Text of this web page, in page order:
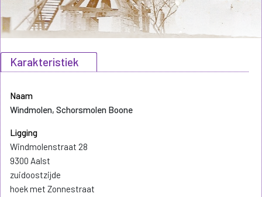
Karakteristiek
Naam
Windmolen, Schorsmolen Boone
Ligging
Windmolenstraat 28
9300 Aalst
zuidoostzijde
hoek met Zonnestraat